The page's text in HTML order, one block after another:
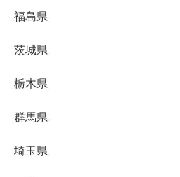
福島県
茨城県
栃木県
群馬県
埼玉県